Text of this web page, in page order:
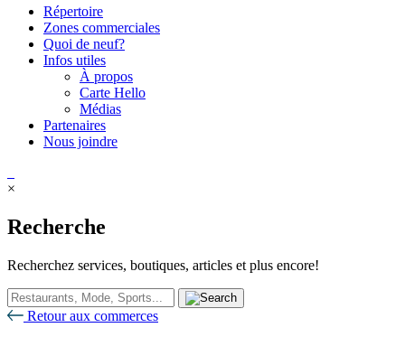
Répertoire
Zones commerciales
Quoi de neuf?
Infos utiles
À propos
Carte Hello
Médias
Partenaires
Nous joindre
×
Recherche
Recherchez services, boutiques, articles et plus encore!
Retour aux commerces